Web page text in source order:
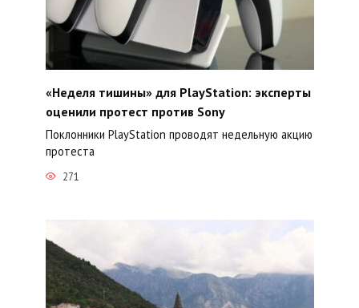
«Неделя тишины» для PlayStation: эксперты
оценили протест против Sony
Поклонники PlayStation проводят недельную акцию
протеста
271